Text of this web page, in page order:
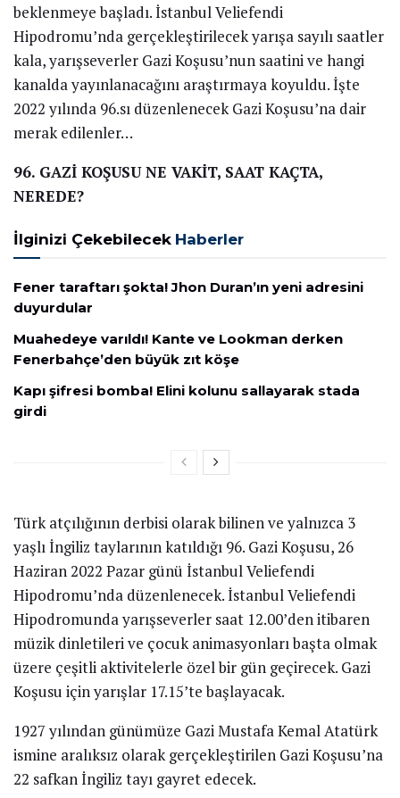
beklenmeye başladı. İstanbul Veliefendi
Hipodromu’nda gerçekleştirilecek yarışa sayılı saatler
kala, yarışseverler Gazi Koşusu’nun saatini ve hangi
kanalda yayınlanacağını araştırmaya koyuldu. İşte
2022 yılında 96.sı düzenlenecek Gazi Koşusu’na dair
merak edilenler…
96. GAZİ KOŞUSU NE VAKİT, SAAT KAÇTA,
NEREDE?
İlginizi Çekebilecek Haberler
Fener taraftarı şokta! Jhon Duran’ın yeni adresini
duyurdular
Muahedeye varıldı! Kante ve Lookman derken
Fenerbahçe’den büyük zıt köşe
Kapı şifresi bomba! Elini kolunu sallayarak stada
girdi
Türk atçılığının derbisi olarak bilinen ve yalnızca 3
yaşlı İngiliz taylarının katıldığı 96. Gazi Koşusu, 26
Haziran 2022 Pazar günü İstanbul Veliefendi
Hipodromu’nda düzenlenecek. İstanbul Veliefendi
Hipodromunda yarışseverler saat 12.00’den itibaren
müzik dinletileri ve çocuk animasyonları başta olmak
üzere çeşitli aktivitelerle özel bir gün geçirecek. Gazi
Koşusu için yarışlar 17.15’te başlayacak.
1927 yılından günümüze Gazi Mustafa Kemal Atatürk
ismine aralıksız olarak gerçekleştirilen Gazi Koşusu’na
22 safkan İngiliz tayı gayret edecek.